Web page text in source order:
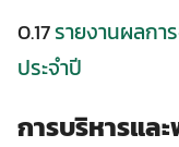
0.17รายงานผลกา
ประจำปี
การบริหารแ